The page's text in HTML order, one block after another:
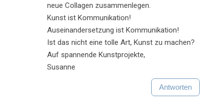
neue Collagen zusammenlegen.
Kunst ist Kommunikation!
Auseinandersetzung ist Kommunikation!
Ist das nicht eine tolle Art, Kunst zu machen?
Auf spannende Kunstprojekte,
Susanne
Antworten